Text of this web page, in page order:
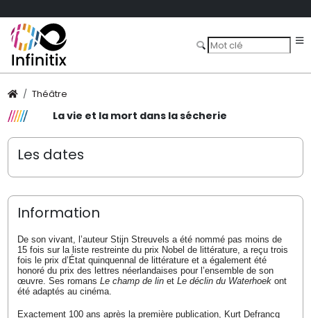
Théâtre
La vie et la mort dans la sécherie
Les dates
Information
De son vivant, l’auteur Stijn Streuvels a été nommé pas moins de
15 fois sur la liste restreinte du prix Nobel de littérature, a reçu trois
fois le prix d’État quinquennal de littérature et a également été
honoré du prix des lettres néerlandaises pour l’ensemble de son
œuvre. Ses romans Le champ de linet Le déclin du Waterhoekont
été adaptés au cinéma.
Exactement 100 ans après la première publication, Kurt Defrancq